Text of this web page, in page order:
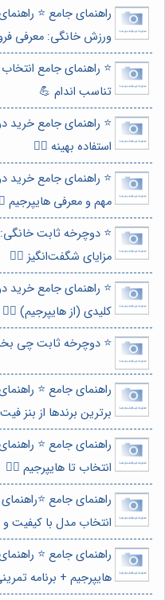
راهنمای جامع ⭐️
ورزش خانگی: معرفی
⭐️ راهنمای جامع
تناسب اندام 💪
⭐️ راهنمای جامع خرید
استفاده بهینه 🚴‍♀️
⭐️ راهنمای جامع خرید
مهم و معرفی هایپرجیم
⭐️ دوچرخه ثابت خانگی:
مزایای شگفت‌انگیز 🚴‍♀️
⭐️ راهنمای جامع خرید
کلیدی (از هایپرجیم) 🚴‍♀️
⭐️ دوچرخه ثابت چی
راهنمای جامع ⭐️
برترین برندها از بنز
راهنمای جامع ⭐️
انتخاب تا هایپرجیم 🚴‍♀️
راهنمای جامع
انتخاب مدل با کیفیت
راهنمای جامع ⭐️
هایپرجیم + برنامه